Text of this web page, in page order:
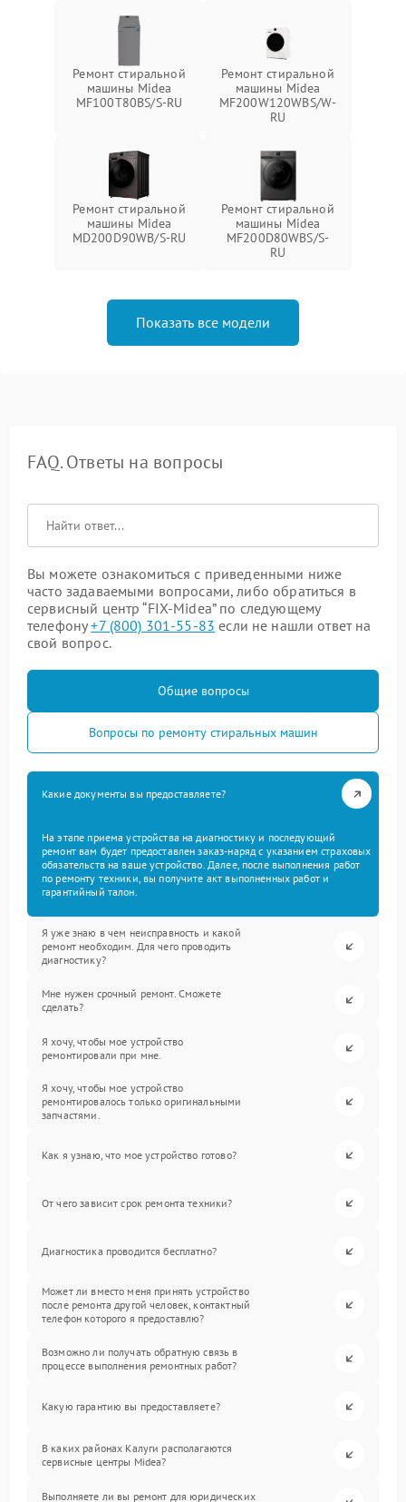
Ремонт стиральной
машины Midea
MF100T80BS/S-RU
Ремонт стиральной
машины Midea
MF200W120WBS/W-
RU
Ремонт стиральной
машины Midea
MD200D90WB/S-RU
Ремонт стиральной
машины Midea
MF200D80WBS/S-
RU
Показать все модели
FAQ. Ответы на вопросы
Вы можете ознакомиться с приведенными ниже
часто задаваемыми вопросами, либо обратиться в
сервисный центр “FIX-Midea” по следующему
телефону+7 (800) 301-55-83 если не нашли ответ на
свой вопрос.
Общие вопросы
Вопросы по ремонту стиральных машин
Какие документы вы предоставляете?
На этапе приема устройства на диагностику и последующий
ремонт вам будет предоставлен заказ-наряд с указанием страховых
обязательств на ваше устройство. Далее, после выполнения работ
по ремонту техники, вы получите акт выполненных работ и
гарантийный талон.
Я уже знаю в чем неисправность и какой
ремонт необходим. Для чего проводить
диагностику?
Мне нужен срочный ремонт. Сможете
сделать?
Я хочу, чтобы мое устройство
ремонтировали при мне.
Я хочу, чтобы мое устройство
ремонтировалось только оригинальными
запчастями.
Как я узнаю, что мое устройство готово?
От чего зависит срок ремонта техники?
Диагностика проводится бесплатно?
Может ли вместо меня принять устройство
после ремонта другой человек, контактный
телефон которого я предоставлю?
Возможно ли получать обратную связь в
процессе выполнения ремонтных работ?
Какую гарантию вы предоставляете?
В каких районах Калуги располагаются
сервисные центры Midea?
Выполняете ли вы ремонт для юридических